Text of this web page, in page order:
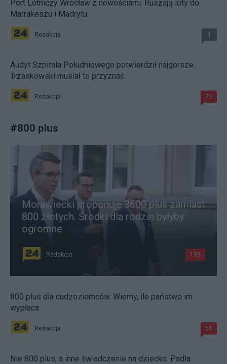
Port Lotniczy Wrocław z nowościami. Ruszają loty do
Marrakeszu i Madrytu
Redakcja 1
Audyt Szpitala Południowego potwierdził najgorsze.
Trzaskowski musiał to przyznać
Redakcja 79
#800 plus
Morawiecki proponuje 3600 plus zamiast
800 złotych. Środki dla rodzin byłyby
ogromne
Redakcja 193
800 plus dla cudzoziemców. Wiemy, ile państwo im
wypłaca
Redakcja 58
Nie 800 plus, a inne świadczenie na dziecko. Padła